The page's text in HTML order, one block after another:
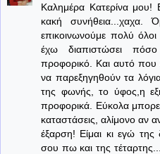
Καλημέρα Κατερίνα
κακή συνήθεια...χαχα.
επικοινωνούμε πολύ
έχω διαπιστώσει
προφορικό. Και αυτό που
να παρεξηγηθούν τα
της φωνής, το ύφος,η
προφορικά. Εύκολα
καταστάσεις, αλίμονο αν
έξαρση! Είμαι κι εγώ
σου πω και της